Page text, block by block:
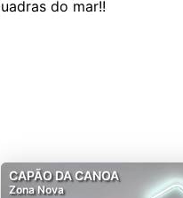
CAPÃO DA CANOA
Zona Nova